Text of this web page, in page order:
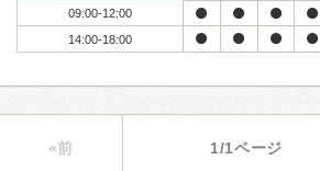
09:00-12:00
14:00-18:00
«前 1/1ページ